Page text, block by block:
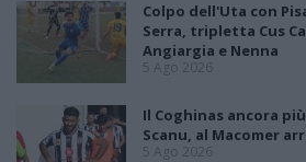
Colpo dell'Uta con
Serra, tripletta Cus
Angiargia e Nenna
5 Ago 2026
Il Coghinas ancora
Scanu, al Macomer
5 Ago 2026